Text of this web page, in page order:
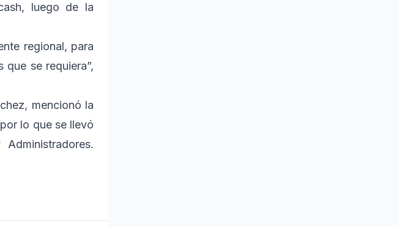
luego de la
regional, para
se requiera”,
mencionó la
lo que se llevó